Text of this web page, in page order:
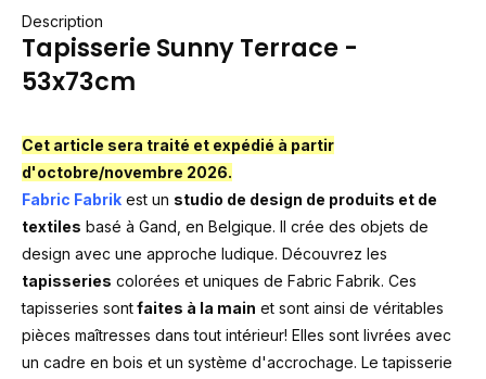
Description
Tapisserie Sunny Terrace -
53x73cm
Cet article sera traité et expédié à partir
d'octobre/novembre 2026.
Fabric Fabrik est un studio de design de produits et de
textiles basé à Gand, en Belgique. Il crée des objets de
design avec une approche ludique. Découvrez les
tapisseries colorées et uniques de Fabric Fabrik. Ces
tapisseries sontfaites à la main et sont ainsi de véritables
pièces maîtresses dans tout intérieur! Elles sont livrées avec
un cadre en bois et un système d'accrochage. Le tapisserie